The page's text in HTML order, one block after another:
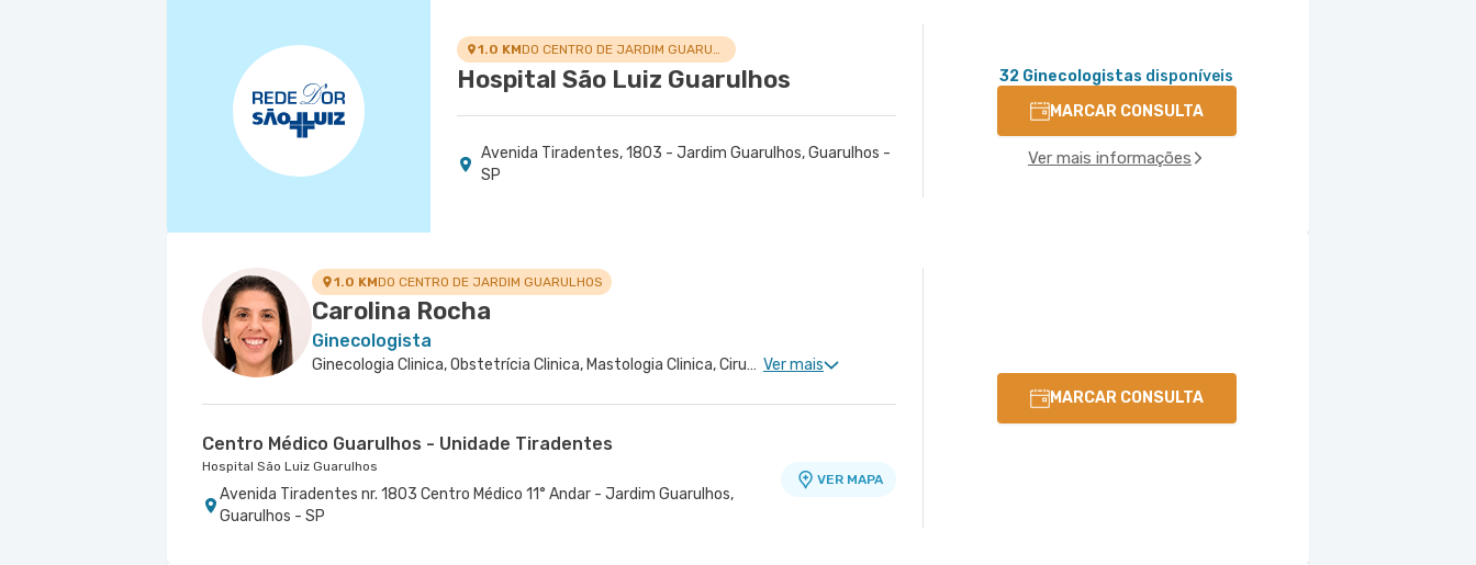
Avenida Alvaro Ramos nr. 896 6º Andar - Quarta Parada, Sao Paulo - SP
1.0 KM
Hospital São Luiz Guarulhos
Avenida Tiradentes, 1803 - Jardim Guarulhos, Guarulhos -
SP
32 Ginecologistas disponíveis
MARCAR CONSULTA
Ver mais informações
1.0 KMDO CENTRO DE JARDIM GUARULHOS
Carolina Rocha
Ginecologista
Ginecologia Clinica, Obstetrícia Clinica, Mastologia Clinica, Cirurgia de Mama, Gravidez de Alto Risco Ver mais
MARCAR CONSULTA
Centro Médico Guarulhos - Unidade Tiradentes
Hospital São Luiz Guarulhos
Avenida Tiradentes nr. 1803 Centro Médico 11° Andar - Jardim Guarulhos,
Guarulhos - SP
VER MAPA